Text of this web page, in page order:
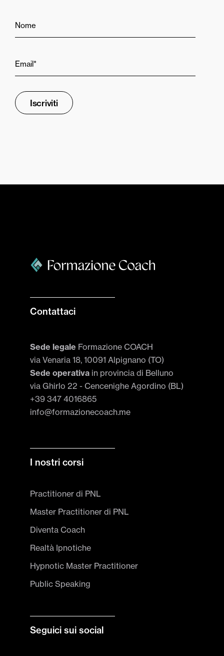
Contattaci
Sede legale Formazione COACH
via Venaria 18, 10091 Alpignano (TO)
Sede operativa in provincia di Belluno
via Ghirlo 22 - Cencenighe Agordino (BL)
+39 347 4016865
info@formazionecoach.me
I nostri corsi
Practitioner di PNL
Master Practitioner di PNL
Diventa Coach
Realtà Ipnotiche
Hypnotic Master Practitioner
Public Speaking
Seguici sui social